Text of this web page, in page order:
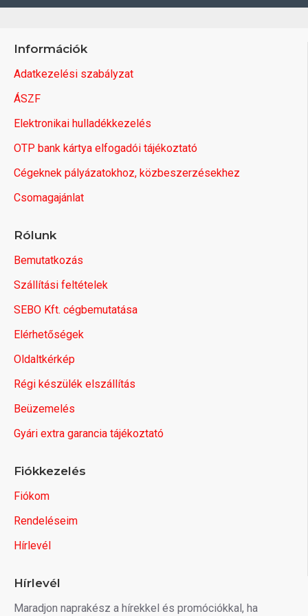
Információk
Adatkezelési szabályzat
ÁSZF
Elektronikai hulladékkezelés
OTP bank kártya elfogadói tájékoztató
Cégeknek pályázatokhoz, közbeszerzésekhez
Csomagajánlat
Rólunk
Bemutatkozás
Szállítási feltételek
SEBO Kft. cégbemutatása
Elérhetőségek
Oldaltkérkép
Régi készülék elszállítás
Beüzemelés
Gyári extra garancia tájékoztató
Fiókkezelés
Fiókom
Rendeléseim
Hírlevél
Hírlevél
Maradjon naprakész a hírekkel és promóciókkal, ha